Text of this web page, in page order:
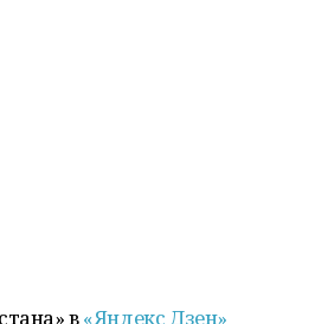
в«Яндекс Дзен»